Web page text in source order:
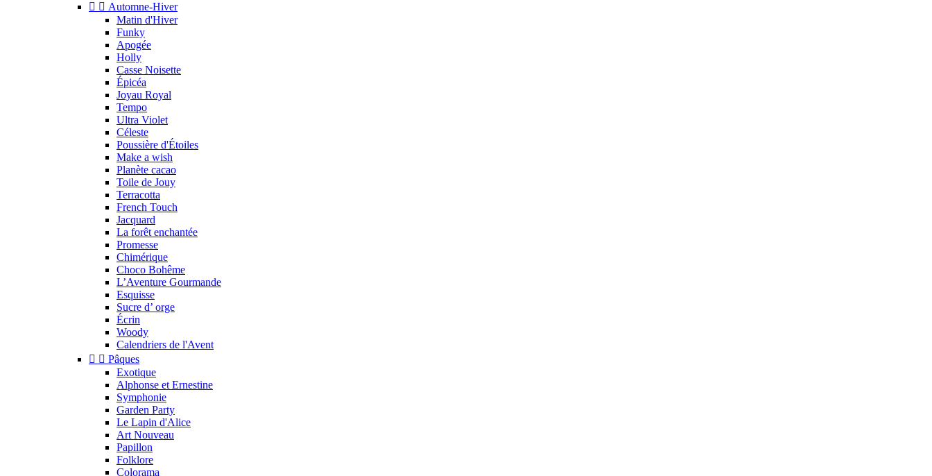
  Automne-Hiver
Matin d'Hiver
Funky
Apogée
Holly
Casse Noisette
Épicéa
Joyau Royal
Tempo
Ultra Violet
Céleste
Poussière d'Étoiles
Make a wish
Planète cacao
Toile de Jouy
Terracotta
French Touch
Jacquard
La forêt enchantée
Promesse
Chimérique
Choco Bohême
L’Aventure Gourmande
Esquisse
Sucre d’ orge
Écrin
Woody
Calendriers de l'Avent
  Pâques
Exotique
Alphonse et Ernestine
Symphonie
Garden Party
Le Lapin d'Alice
Art Nouveau
Papillon
Folklore
Colorama